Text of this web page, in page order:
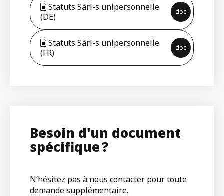
doc
Statuts Sàrl-s unipersonnelle
(DE)
doc
Statuts Sàrl-s unipersonnelle
(FR)
Besoin d'un document
spécifique ?
N’hésitez pas à nous contacter pour toute
demande supplémentaire.